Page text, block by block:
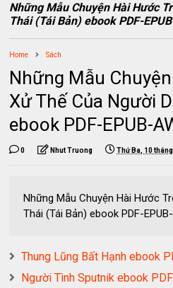
Những Mẫu Chuyện Hài Hước
Thái (Tái Bản) ebook PDF-
Home Sách
Những Mẫu
Xử Thế Của Người
ebook PDF-EPUB-
0 Nhut Truong Thứ Ba, 10
Những Mẫu Chuyện Hài Hước
Thái (Tái Bản) ebook PDF-
Thung Lũng Bất Hạnh ebook
Người Tình Sputnik ebook